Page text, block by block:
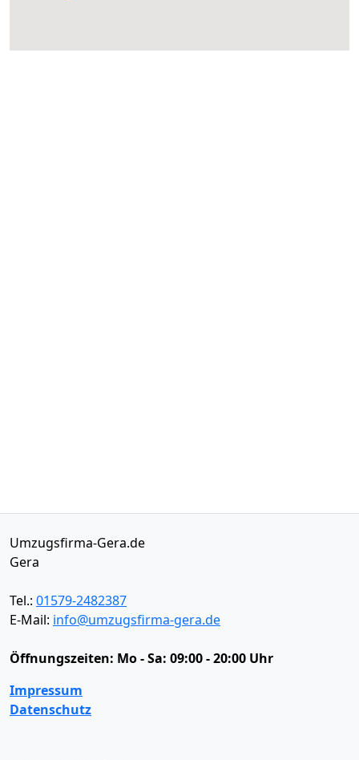
Umzugsfirma-Gera.de
Gera
Tel.: 01579-2482387
E-Mail: info@umzugsfirma-gera.de
Öffnungszeiten: Mo - Sa: 09:00 - 20:00 Uhr
Impressum
Datenschutz